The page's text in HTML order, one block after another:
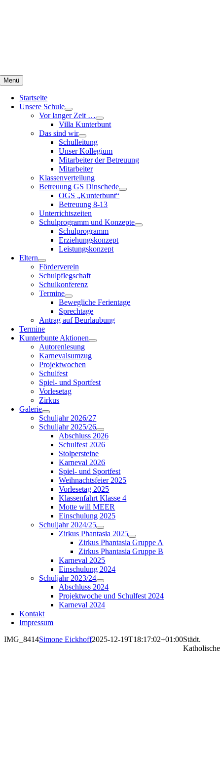
Menü
Startseite
Unsere Schule
Vor langer Zeit …
Villa Kunterbunt
Das sind wir
Schulleitung
Unser Kollegium
Mitarbeiter der Betreuung
Mitarbeiter
Klassenverteilung
Betreuung GS Dinschede
OGS „Kunterbunt“
Betreuung 8-13
Unterrichtszeiten
Schulprogramm und Konzepte
Schulprogramm
Erziehungskonzept
Leistungskonzept
Eltern
Förderverein
Schulpflegschaft
Schulkonferenz
Termine
Bewegliche Ferientage
Sprechtage
Antrag auf Beurlaubung
Termine
Kunterbunte Aktionen
Autorenlesung
Karnevalsumzug
Projektwochen
Schulfest
Spiel- und Sportfest
Vorlesetag
Zirkus
Galerie
Schuljahr 2026/27
Schuljahr 2025/26
Abschluss 2026
Schulfest 2026
Stolpersteine
Karneval 2026
Spiel- und Sportfest
Weihnachtsfeier 2025
Vorlesetag 2025
Klassenfahrt Klasse 4
Motte will MEER
Einschulung 2025
Schuljahr 2024/25
Zirkus Phantasia 2025
Zirkus Phantasia Gruppe A
Zirkus Phantasia Gruppe B
Karneval 2025
Einschulung 2024
Schuljahr 2023/24
Abschluss 2024
Projektwoche und Schulfest 2024
Karneval 2024
Kontakt
Impressum
IMG_8414Simone Eickhoff2025-12-19T18:17:02+01:00Städt.
Katholische